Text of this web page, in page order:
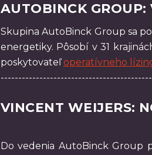
AUTOBINCK GROUP:
Skupina AutoBinck Group sa
energetiky. Pôsobí v 31
poskytovateľoperatívneho
VINCENT WEIJERS:
Do vedenia AutoBinck Group